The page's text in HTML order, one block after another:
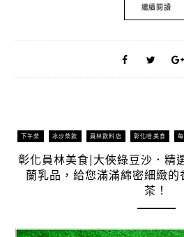
繼續閱讀
下午茶 冰沙茶飲 員林飲料店 彰化哈美食
彰化員林美食|大俠綠豆沙．精
蘭乳品，給您滿滿綿密細緻
茶！